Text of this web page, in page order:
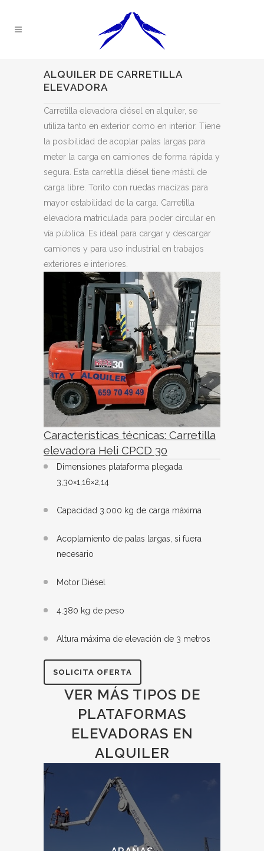
ALQUILER DE CARRETILLA
ELEVADORA
Carretilla elevadora diésel en alquiler, se
utiliza tanto en exterior como en interior. Tiene
la posibilidad de acoplar palas largas para
meter la carga en camiones de forma rápida y
segura. Esta carretilla diésel tiene mástil de
carga libre. Torito con ruedas macizas para
mayor estabilidad de la carga. Carretilla
elevadora matriculada para poder circular en
vía pública. Es ideal para cargar y descargar
camiones y para uso industrial en trabajos
exteriores e interiores.
Características técnicas: Carretilla
elevadora Heli CPCD 30
Dimensiones plataforma plegada
3,30×1,16×2,14
Capacidad 3.000 kg de carga máxima
Acoplamiento de palas largas, si fuera
necesario
Motor Diésel
4.380 kg de peso
Altura máxima de elevación de 3 metros
SOLICITA OFERTA
VER MÁS TIPOS DE
PLATAFORMAS
ELEVADORAS EN
ALQUILER